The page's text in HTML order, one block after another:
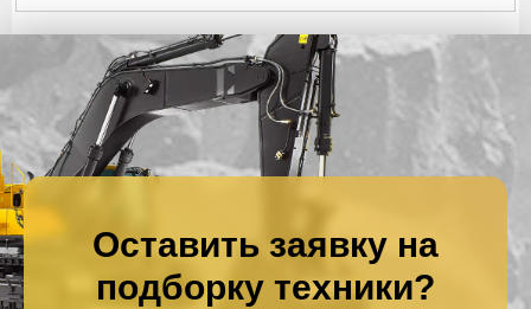
Оставить заявку на
подборку техники?